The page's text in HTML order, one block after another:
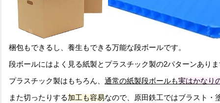
梱包もできるし、養生もできる万能な段ボールです。
段ボールにはよく見る紙製とプラスチック製の2パターンあり
プラスチック製はもちろん、 通常の紙製段ボールも実はかなり
また切ったりする加工も容易なので、原田鉄工ではブラスト・